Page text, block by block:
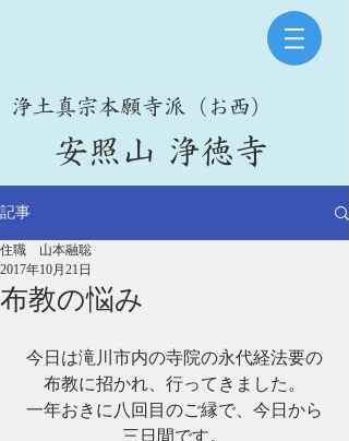
​浄土真宗本願寺派（お西）
​安照山 浄徳寺
記事
布教の悩み
住職 山本融聡
2017年10月21日
今日は滝川市内の寺院の永代経法要の
布教に招かれ、行ってきました。
一年おきに八回目のご縁で、今日から
三日間です。